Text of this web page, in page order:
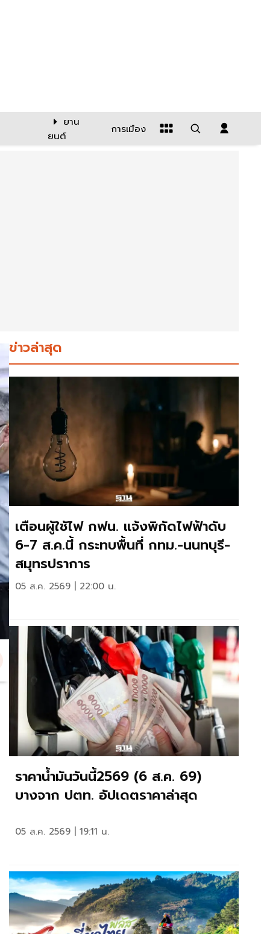
ยาน
ยนต์
การเมือง
ข่าวล่าสุด
เตือนผู้ใช้ไฟ กฟน. แจ้งพิกัดไฟฟ้าดับ
6-7 ส.ค.นี้ กระทบพื้นที่ กทม.-นนทบุรี-
สมุทรปราการ
05 ส.ค. 2569 | 22:00 น.
ราคาน้ำมันวันนี้2569 (6 ส.ค. 69)
บางจาก ปตท. อัปเดตราคาล่าสุด
05 ส.ค. 2569 | 19:11 น.